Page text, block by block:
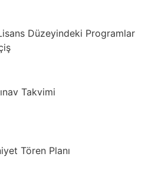
Düzeyindeki Programlar
Takvimi
Tören Planı